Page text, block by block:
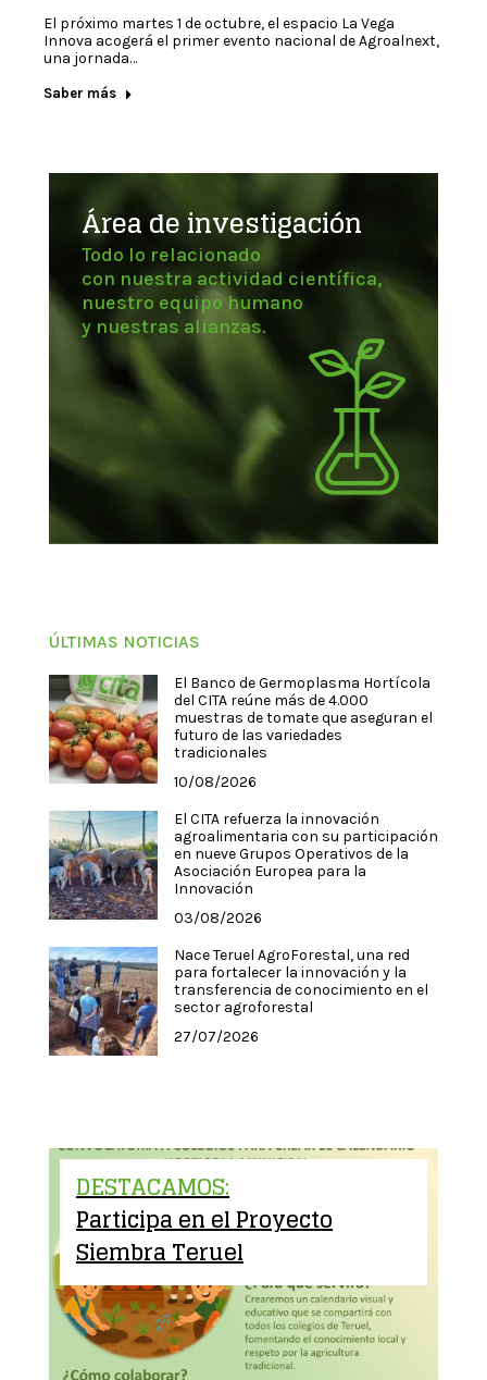
El próximo martes 1 de octubre, el espacio La Vega
Innova acogerá el primer evento nacional de Agroalnext,
una jornada…
Saber más
Área de investigación
Todo lo relacionado
con nuestra actividad científica,
nuestro equipo humano
y nuestras alianzas.
ÚLTIMAS NOTICIAS
El Banco de Germoplasma Hortícola
del CITA reúne más de 4.000
muestras de tomate que aseguran el
futuro de las variedades
tradicionales
10/08/2026
El CITA refuerza la innovación
agroalimentaria con su participación
en nueve Grupos Operativos de la
Asociación Europea para la
Innovación
03/08/2026
Nace Teruel AgroForestal, una red
para fortalecer la innovación y la
transferencia de conocimiento en el
sector agroforestal
27/07/2026
DESTACAMOS:
Participa en el Proyecto
Siembra Teruel